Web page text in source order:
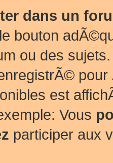
dans un
bouton
ou des
est
Vous
participer aux